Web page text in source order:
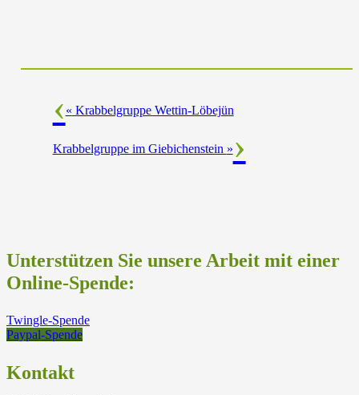
« Krabbelgruppe Wettin-Löbejün
Krabbelgruppe im Giebichenstein »
Unterstützen Sie unsere Arbeit mit einer
Online-Spende:
Twingle-Spende
Paypal-Spende
Kontakt